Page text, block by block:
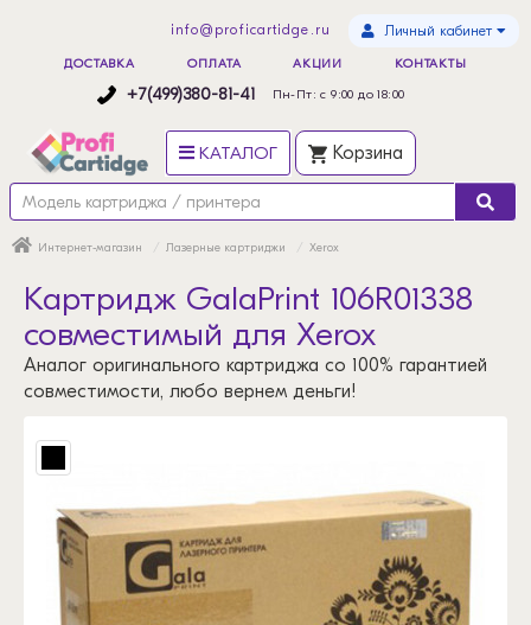
info@proficartidge.ru Личный кабинет
ДОСТАВКА ОПЛАТА АКЦИИ КОНТАКТЫ
+7(499)380-81-41 Пн-Пт: с 9:00 до 18:00
КАТАЛОГ Корзина
Интернет-магазин Лазерные картриджи Xerox
Картридж GalaPrint 106R01338
совместимый для Xerox
Аналог оригинального картриджа со 100% гарантией
совместимости, любо вернем деньги!